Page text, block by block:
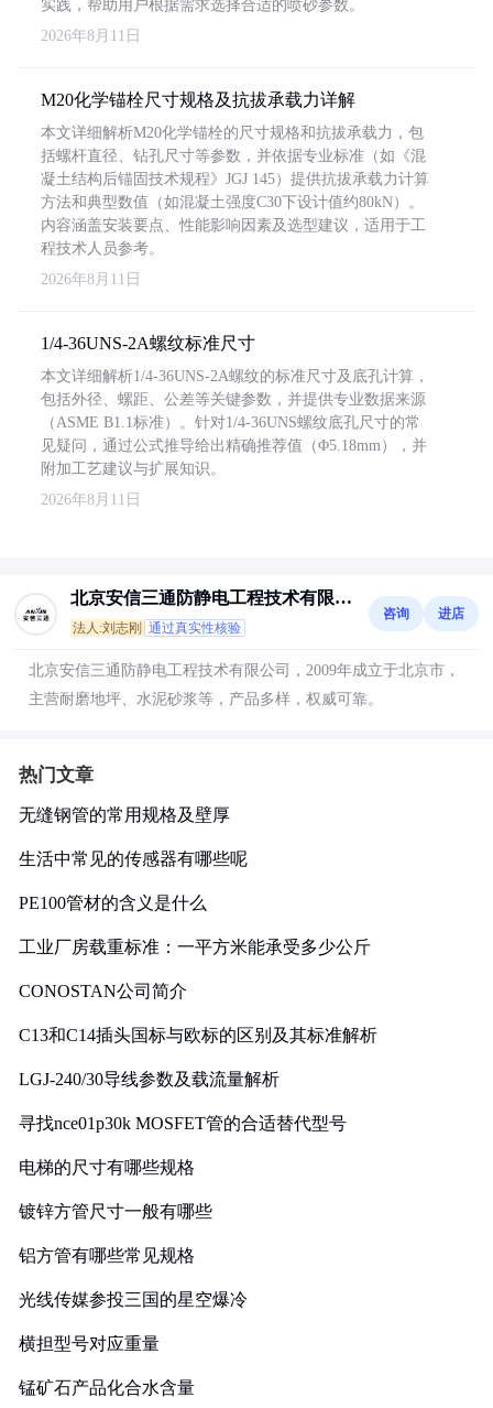
实践，帮助用户根据需求选择合适的喷砂参数。
2026年8月11日
M20化学锚栓尺寸规格及抗拔承载力详解
本文详细解析M20化学锚栓的尺寸规格和抗拔承载力，包
括螺杆直径、钻孔尺寸等参数，并依据专业标准（如《混
凝土结构后锚固技术规程》JGJ 145）提供抗拔承载力计算
方法和典型数值（如混凝土强度C30下设计值约80kN）。
内容涵盖安装要点、性能影响因素及选型建议，适用于工
程技术人员参考。
2026年8月11日
1/4-36UNS-2A螺纹标准尺寸
本文详细解析1/4-36UNS-2A螺纹的标准尺寸及底孔计算，
包括外径、螺距、公差等关键参数，并提供专业数据来源
（ASME B1.1标准）。针对1/4-36UNS螺纹底孔尺寸的常
见疑问，通过公式推导给出精确推荐值（Φ5.18mm），并
附加工艺建议与扩展知识。
2026年8月11日
北京安信三通防静电工程技术有限公
司
法人:刘志刚 通过真实性核验
咨询 进店
北京安信三通防静电工程技术有限公司，2009年成立于北京市，
主营耐磨地坪、水泥砂浆等，产品多样，权威可靠。
热门文章
无缝钢管的常用规格及壁厚
生活中常见的传感器有哪些呢
PE100管材的含义是什么
工业厂房载重标准：一平方米能承受多少公斤
CONOSTAN公司简介
C13和C14插头国标与欧标的区别及其标准解析
LGJ-240/30导线参数及载流量解析
寻找nce01p30k MOSFET管的合适替代型号
电梯的尺寸有哪些规格
镀锌方管尺寸一般有哪些
铝方管有哪些常见规格
光线传媒参投三国的星空爆冷
横担型号对应重量
锰矿石产品化合水含量